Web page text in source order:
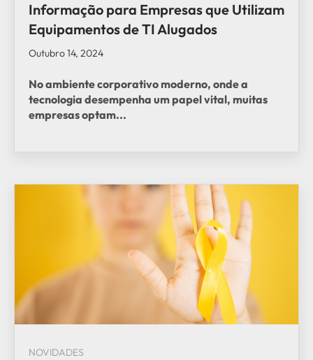
Informação para Empresas que Utilizam
Equipamentos de TI Alugados
Outubro 14, 2024
No ambiente corporativo moderno, onde a
tecnologia desempenha um papel vital, muitas
empresas optam...
NOVIDADES